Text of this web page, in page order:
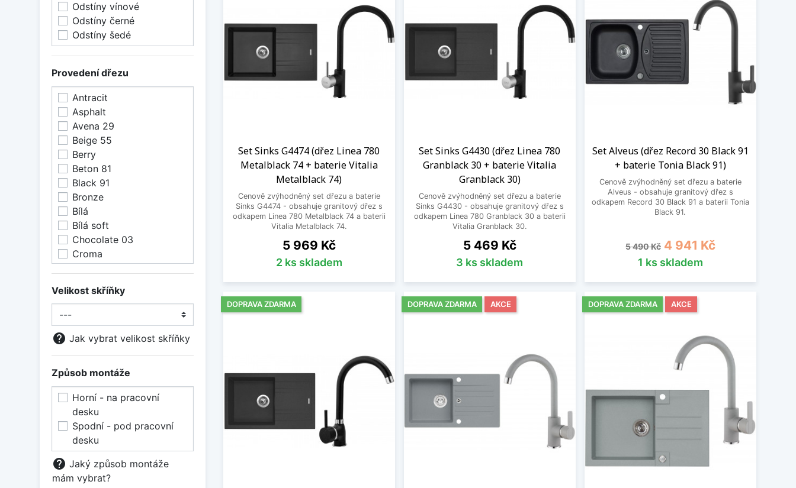
Odstíny vínové
Odstíny černé
Odstíny šedé
Provedení dřezu
Antracit
Asphalt
Avena 29
Beige 55
Berry
Beton 81
Black 91
Bronze
Bílá
Bílá soft
Chocolate 03
Croma
Deep Black 90
Kašmír
Magnolia
Marone 93
Matná černá
Metalblack 74
Nanoblack N6
Nanogrey N4
Nanotruffle N3
Nero
Onyx
Pebble 02
Polaris
Velikost skříňky
help Jak vybrat velikost skříňky
Způsob montáže
Horní - na pracovní
desku
Spodní - pod pracovní
desku
help Jaký způsob montáže
mám vybrat?
Set Sinks G4474 (dřez Linea 780
Metalblack 74 + baterie Vitalia
Metalblack 74)
Cenově zvýhodněný set dřezu a baterie
Sinks G4474 - obsahuje granitový dřez s
odkapem Linea 780 Metalblack 74 a baterii
Vitalia Metalblack 74.
Cena
5 969 Kč
2 ks skladem
Set Sinks G4430 (dřez Linea 780
Granblack 30 + baterie Vitalia
Granblack 30)
Cenově zvýhodněný set dřezu a baterie
Sinks G4430 - obsahuje granitový dřez s
odkapem Linea 780 Granblack 30 a baterii
Vitalia Granblack 30.
Cena
5 469 Kč
3 ks skladem
Set Alveus (dřez Record 30 Black 91
+ baterie Tonia Black 91)
Cenově zvýhodněný set dřezu a baterie
Alveus - obsahuje granitový dřez s
odkapem Record 30 Black 91 a baterii Tonia
Black 91.
Běžná cena
5 490 Kč Cena
4 941 Kč
1 ks skladem
DOPRAVA ZDARMA DOPRAVA ZDARMA AKCE DOPRAVA ZDARMA AKCE